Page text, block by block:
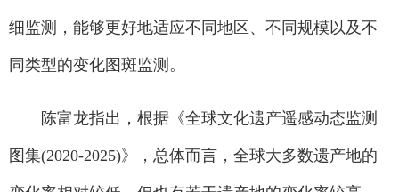
细监测，能够更好地适应不同地区、不同规模以及不
同类型的变化图斑监测。
陈富龙指出，根据《全球文化遗产遥感动态监测
图集(2020-2025)》，总体而言，全球大多数遗产地的